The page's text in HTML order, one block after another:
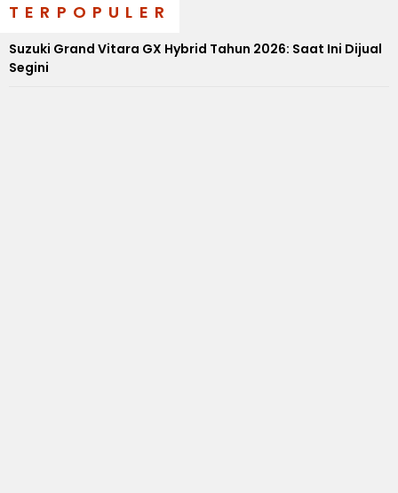
TERPOPULER
Suzuki Grand Vitara GX Hybrid Tahun 2026: Saat Ini Dijual
Segini